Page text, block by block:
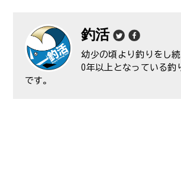
釣活
幼少の頃より釣りをし
0年以上となっている釣
です。